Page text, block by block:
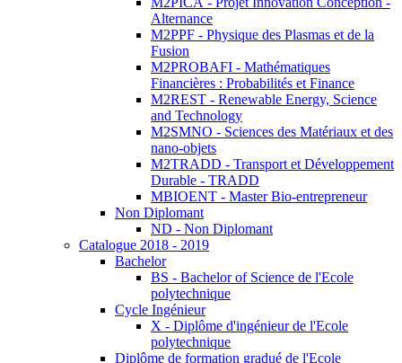
Alternance
M2PPF - Physique des Plasmas et de la
Fusion
M2PROBAFI - Mathématiques
Financières : Probabilités et Finance
M2REST - Renewable Energy, Science
and Technology
M2SMNO - Sciences des Matériaux et des
nano-objets
M2TRADD - Transport et Développement
Durable - TRADD
MBIOENT - Master Bio-entrepreneur
Non Diplomant
ND - Non Diplomant
Catalogue 2018 - 2019
Bachelor
BS - Bachelor of Science de l'Ecole
polytechnique
Cycle Ingénieur
X - Diplôme d'ingénieur de l'Ecole
polytechnique
Diplôme de formation gradué de l'Ecole